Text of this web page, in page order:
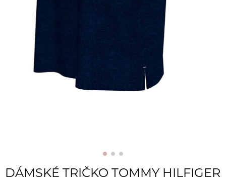
DÁMSKÉ TRIČKO TOMMY HILFIGER